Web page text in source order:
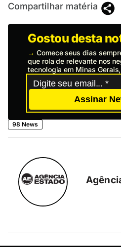
Compartilhar matéria
Gostou desta
→ Comece seus dias
que rola de relevante nos
tecnologia em Minas
Assinar
98 News